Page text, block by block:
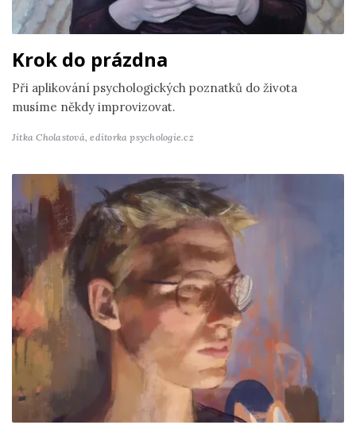
Krok do prázdna
Při aplikování psychologických poznatků do života
musíme někdy improvizovat.
Jitka Cholastová,editorka psychologie.cz